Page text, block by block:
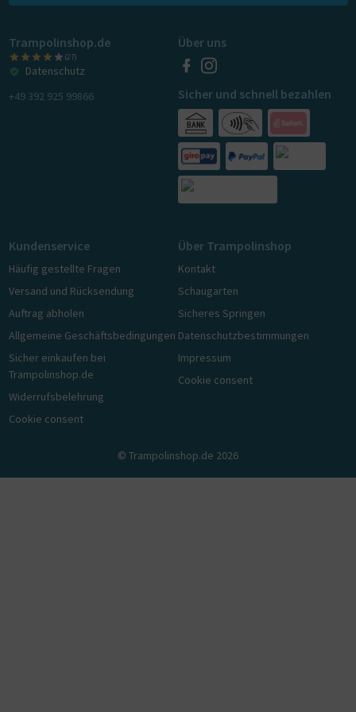
Trampolinshop.de
(27)
Datenschutz
+49 392 925 99866
Über uns
Sicher und schnell bezahlen
Kundenservice
Häufig gestellte Fragen
Versand und Rücksendung
Auftrag abholen
Allgemeine Geschäftsbedingungen
Sicher einkaufen bei
Trampolinshop.de
Widerrufsbelehrung
Cookie consent
Über Trampolinshop
Kontakt
Schaugarten
Sicheres Springen
Datenschutzbestimmungen
Impressum
Cookie consent
© Trampolinshop.de 2026